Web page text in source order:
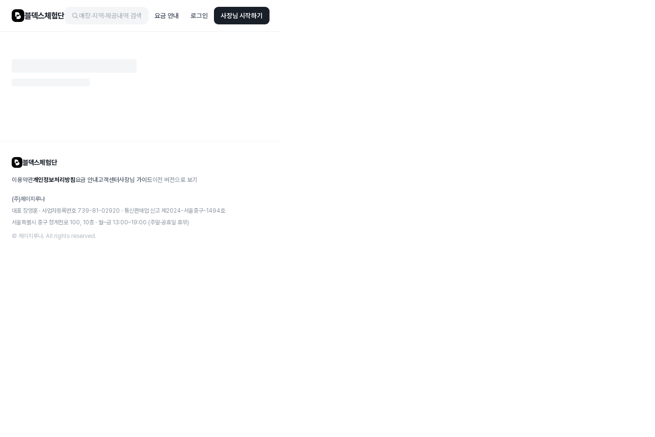
블덱스체험단 매장·지역·제공내역 검색 요금 안내 로그인 사장님 시작하기
블덱스체험단
이용약관개인정보처리방침요금 안내고객센터사장님 가이드이전 버전으로 보기
(주)제이지루나
대표 장영훈 · 사업자등록번호 739-81-02920 · 통신판매업 신고 제2024-서울중구-1494호
서울특별시 중구 청계천로 100, 10층 · 월–금 13:00–19:00 (주말·공휴일 휴무)
© 제이지루나. All rights reserved.